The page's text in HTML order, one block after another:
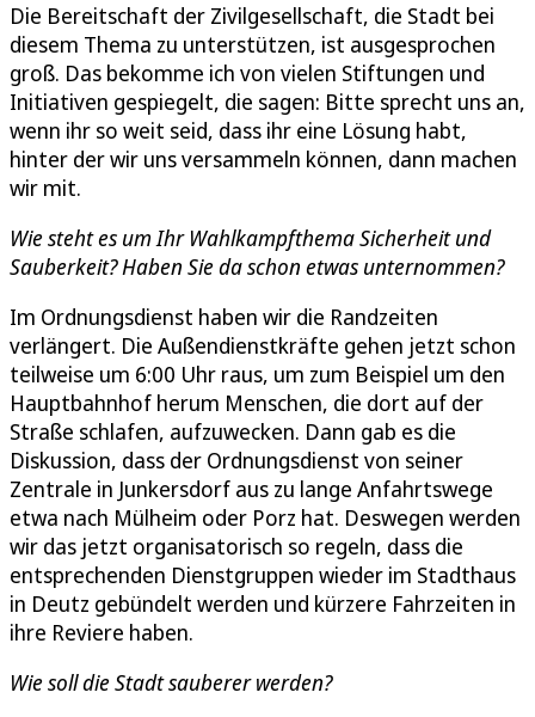
Die Bereitschaft der Zivilgesellschaft, die Stadt bei
diesem Thema zu unterstützen, ist ausgesprochen
groß. Das bekomme ich von vielen Stiftungen und
Initiativen gespiegelt, die sagen: Bitte sprecht uns an,
wenn ihr so weit seid, dass ihr eine Lösung habt,
hinter der wir uns versammeln können, dann machen
wir mit.
Wie steht es um Ihr Wahlkampfthema Sicherheit und
Sauberkeit? Haben Sie da schon etwas unternommen?
Im Ordnungsdienst haben wir die Randzeiten
verlängert. Die Außendienstkräfte gehen jetzt schon
teilweise um 6:00 Uhr raus, um zum Beispiel um den
Hauptbahnhof herum Menschen, die dort auf der
Straße schlafen, aufzuwecken. Dann gab es die
Diskussion, dass der Ordnungsdienst von seiner
Zentrale in Junkersdorf aus zu lange Anfahrtswege
etwa nach Mülheim oder Porz hat. Deswegen werden
wir das jetzt organisatorisch so regeln, dass die
entsprechenden Dienstgruppen wieder im Stadthaus
in Deutz gebündelt werden und kürzere Fahrzeiten in
ihre Reviere haben.
Wie soll die Stadt sauberer werden?